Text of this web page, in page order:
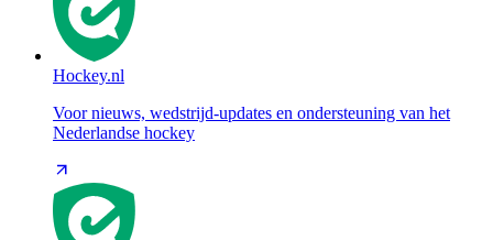
Hockey.nl
Voor nieuws, wedstrijd-updates en ondersteuning van het
Nederlandse hockey